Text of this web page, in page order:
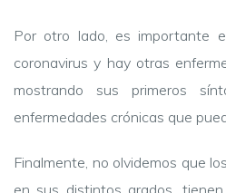
Por otro lado, es importante
coronavirus y hay otras
mostrando sus primeros
enfermedades crónicas que
Finalmente, no olvidemos que
en sus distintos grados,